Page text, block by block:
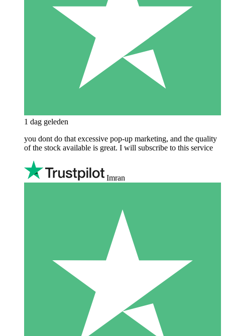
1 dag geleden
you dont do that excessive pop-up marketing, and the quality
of the stock available is great. I will subscribe to this service
Imran